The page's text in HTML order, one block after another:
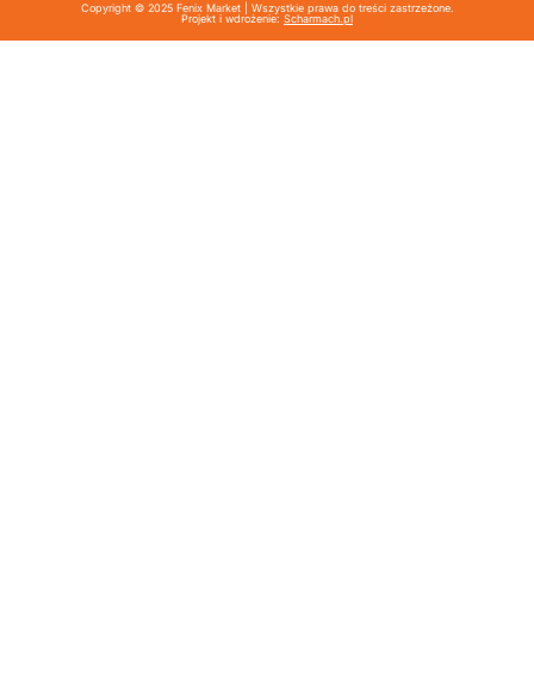
Copyright © 2025 Fenix Market | Wszystkie prawa do treści zastrzeżone.
Projekt i wdrożenie: Scharmach.pl